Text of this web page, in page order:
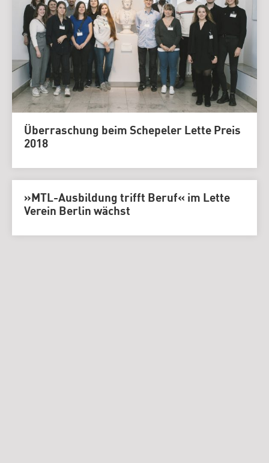
Überraschung beim Schepeler Lette Preis
2018
»MTL-Ausbildung trifft Beruf« im Lette
Verein Berlin wächst